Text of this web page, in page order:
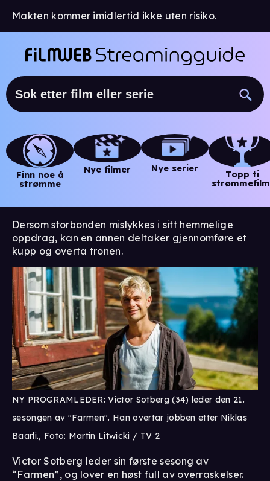
Makten kommer imidlertid ikke uten risiko.
Finn noe å
strømme
Nye filmer Nye serier
Topp ti
Dersom storbonden mislykkes i sitt hemmelige
oppdrag, kan en annen deltaker gjennomføre et
kupp og overta tronen.
NY PROGRAMLEDER: Victor Sotberg (34) leder den 21.
sesongen av "Farmen". Han overtar jobben etter Niklas
Baarli., Foto: Martin Litwicki / TV 2
Victor Sotberg leder sin første sesong av
“Farmen”, og lover en høst full av overraskelser.